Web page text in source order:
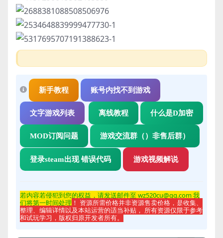
新手教程 账号内找不到游戏
文字游戏列表 离线教程 什么是D加密
MOD订阅问题 游戏交流群（）非售后群）
登录steam出现 错误代码 游戏视频解说
若内容若侵犯到您的权益，请发送邮件至 wz520cu@qq.com 我
们将第一时间处理 ！ 资源所需价格并非资源售卖价格，是收集、
整理、编辑详情以及本站运营的适当补贴， 所有资源仅限于参考
和试玩学习，版权归原开发者所有。